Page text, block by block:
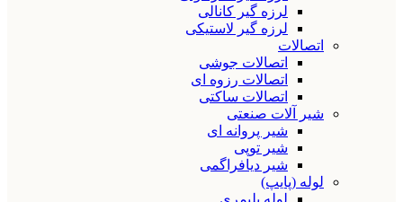
لرزه گیر کانالی
لرزه گیر لاستیکی
اتصالات
اتصالات جوشی
اتصالات رزوه ای
اتصالات ساکتی
شیر آلات صنعتی
شیر پروانه ای
شیر توپی
شیر دیافراگمی
لوله (پایپ)
لوله پلیمری